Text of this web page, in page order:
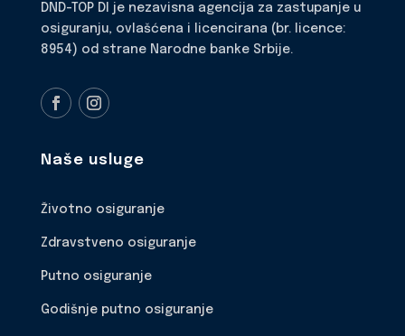
DND-TOP DI je nezavisna agencija za zastupanje u
osiguranju, ovlašćena i licencirana (br. licence:
8954) od strane Narodne banke Srbije.
Naše usluge
Životno osiguranje
Zdravstveno osiguranje
Putno osiguranje
Godišnje putno osiguranje